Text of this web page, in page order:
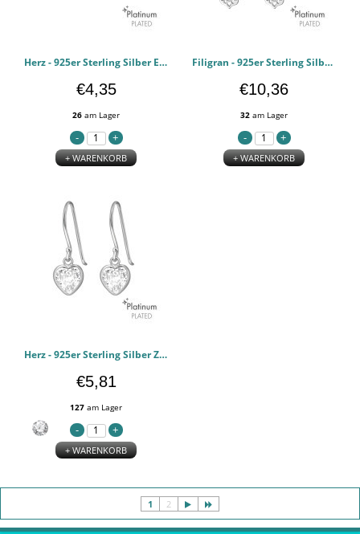
Herz - 925er Sterling Silber Einfache Ohrstecker PCJW44106
€4,35
26 am Lager
+ WARENKORB
Filigran - 925er Sterling Silber Einfache Ohrringe PCJW44104
€10,36
32 am Lager
+ WARENKORB
Herz - 925er Sterling Silber Zirkonia Ohrringe PCJW44103
€5,81
127 am Lager
+ WARENKORB
1 2